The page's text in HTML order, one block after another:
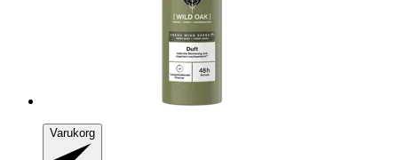
Varukorg